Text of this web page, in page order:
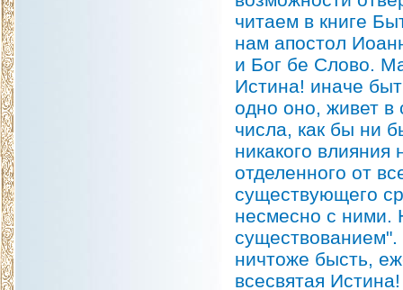
читаем в книге
нам апостол
и Бог бе Слово.
Истина! иначе
одно оно, живет в
числа, как бы ни
никакого влияния
отделенного от
существующего
несмесно с ними.
ничтоже бысть,
всесвятая